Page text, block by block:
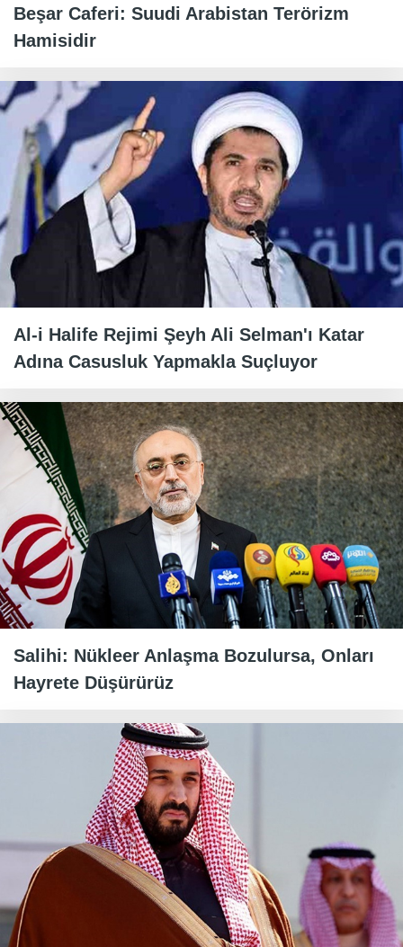
Beşar Caferi: Suudi Arabistan Terörizm
Hamisidir
Al-i Halife Rejimi Şeyh Ali Selman'ı Katar
Adına Casusluk Yapmakla Suçluyor
Salihi: Nükleer Anlaşma Bozulursa, Onları
Hayrete Düşürürüz